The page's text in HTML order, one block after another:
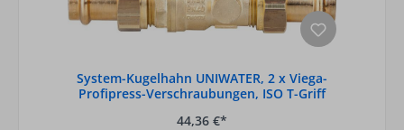
System-Kugelhahn UNIWATER, 2 x Viega-
Profipress-Verschraubungen, ISO T-Griff
44,36 €*